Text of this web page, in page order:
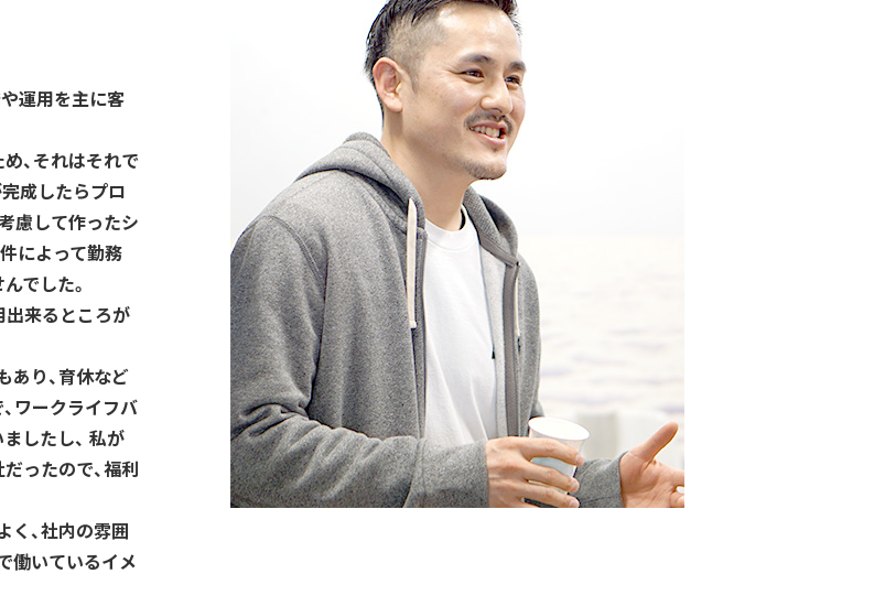
運用を主に客
、それはそれで
成したらプロ
慮して作ったシ
によって勤務
でした。
出来るところが
あり、育休など
ワークライフバ
したし、 私が
ったので、福利
く、社内の雰囲
働いているイメ